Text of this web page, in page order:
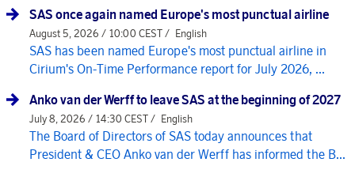
SAS once again named Europe's most punctual airline
August 5, 2026 / 10:00 CEST / English
SAS has been named Europe's most punctual airline in
Cirium's On-Time Performance report for July 2026, ...
Anko van der Werff to leave SAS at the beginning of 2027
July 8, 2026 / 14:30 CEST / English
The Board of Directors of SAS today announces that
President & CEO Anko van der Werff has informed the B...